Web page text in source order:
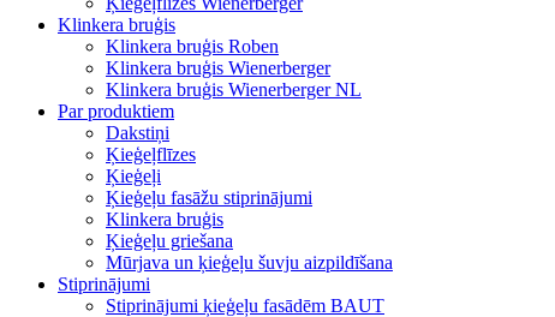
Klinkera bruģis
Klinkera bruģis Roben
Klinkera bruģis Wienerberger
Klinkera bruģis Wienerberger NL
Par produktiem
Dakstiņi
Ķieģeļflīzes
Ķieģeļi
Ķieģeļu fasāžu stiprinājumi
Klinkera bruģis
Ķieģeļu griešana
Mūrjava un ķieģeļu šuvju aizpildīšana
Stiprinājumi
Stiprinājumi ķieģeļu fasādēm BAUT